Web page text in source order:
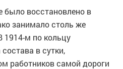
было восстановлено в
занимало столь же
1914-м по кольцу
в сутки,
работников самой дороги